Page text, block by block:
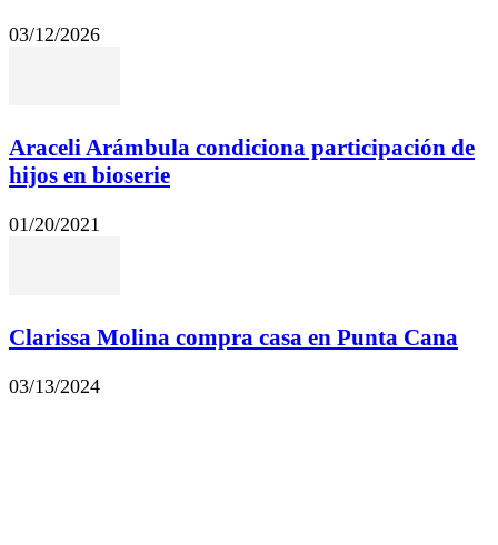
03/12/2026
Araceli Arámbula condiciona participación de
hijos en bioserie
01/20/2021
Clarissa Molina compra casa en Punta Cana
03/13/2024